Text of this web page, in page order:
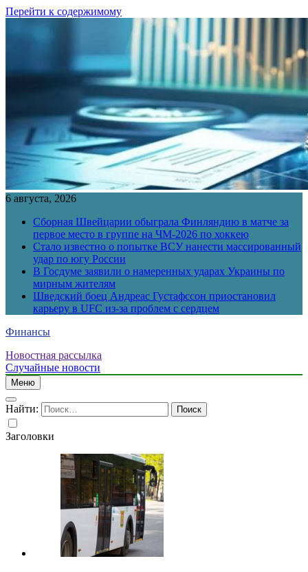
Перейти к содержимому
6 августа, 2026
Сборная Швейцарии обыграла Финляндию в матче за
первое место в группе на ЧМ-2026 по хоккею
Стало известно о попытке ВСУ нанести массированный
удар по югу России
В Госдуме заявили о намеренных ударах Украины по
мирным жителям
Шведский боец Андреас Густафссон приостановил
карьеру в UFC из-за проблем с сердцем
Финансы
Новостная рассылка
Случайные новости
Меню
Найти:
Заголовки